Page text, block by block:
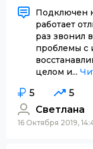
Подключен
работает
раз звонил
проблемы с
целом и...
5 5
Светлана
16 Октября 2019,